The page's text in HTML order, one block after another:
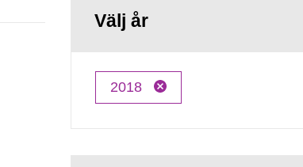
Välj år
2018